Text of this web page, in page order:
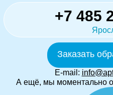
+7 485
Заказать
E-mail:
А ещё, мы моментально